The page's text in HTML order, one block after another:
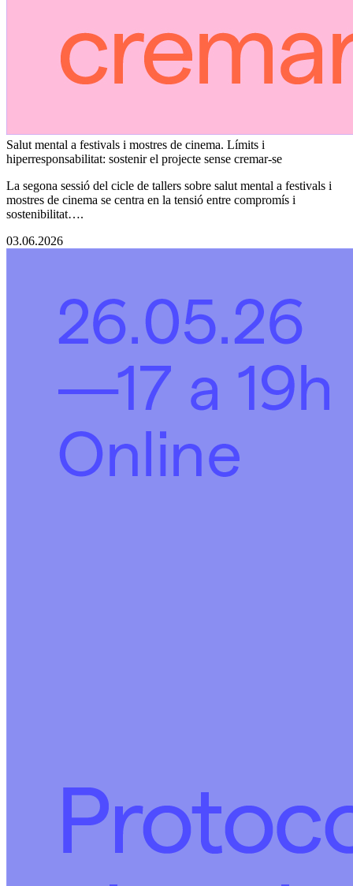
Salut mental a festivals i mostres de cinema. Límits i
hiperresponsabilitat: sostenir el projecte sense cremar-se
La segona sessió del cicle de tallers sobre salut mental a festivals i
mostres de cinema se centra en la tensió entre compromís i
sostenibilitat….
03.06.2026